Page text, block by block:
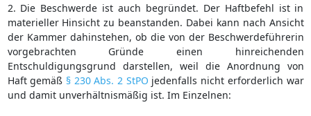
2. Die Beschwerde ist auch begründet. Der Haftbefehl ist in
materieller Hinsicht zu beanstanden. Dabei kann nach Ansicht
der Kammer dahinstehen, ob die von der Beschwerdeführerin
vorgebrachten Gründe einen hinreichenden
Entschuldigungsgrund darstellen, weil die Anordnung von
Haft gemäß § 230 Abs. 2 StPO jedenfalls nicht erforderlich war
und damit unverhältnismäßig ist. Im Einzelnen: